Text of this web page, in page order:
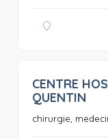
CENTRE
QUENTIN
chirurgie,